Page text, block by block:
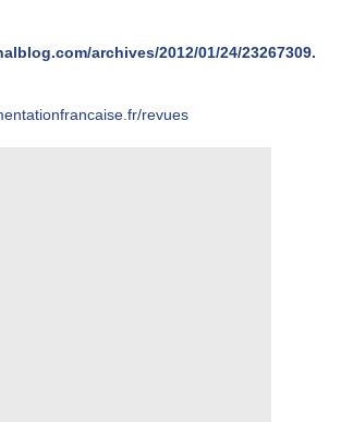
archives/2012/01/24/23267309.
revues